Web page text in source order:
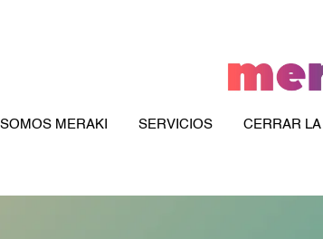
SOMOS MERAKI SERVICIOS CERRAR